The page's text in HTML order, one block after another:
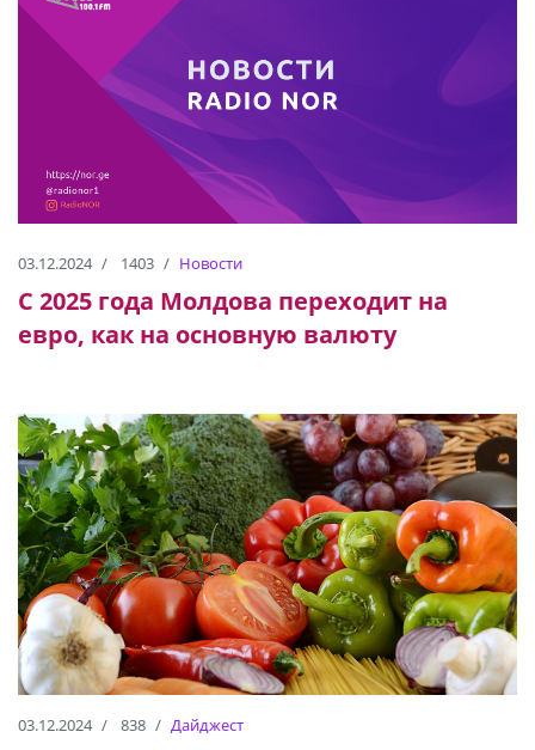
03.12.2024 1403 Новости
С 2025 года Молдова переходит на
евро, как на основную валюту
03.12.2024 838 Дайджест